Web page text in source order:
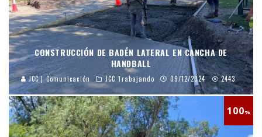
CONSTRUCCIÓN DE BADÉN LATERAL EN CANCHA DE
HANDBALL
JCC | Comunicación JCC Trabajando 09/12/2024 2443
100%